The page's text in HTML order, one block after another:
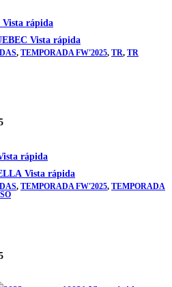
Vista rápida
Vista rápida
, TEMPORADA FW'2025, TR, TR
rápida
Vista rápida
, TEMPORADA FW'2025, TEMPORADA